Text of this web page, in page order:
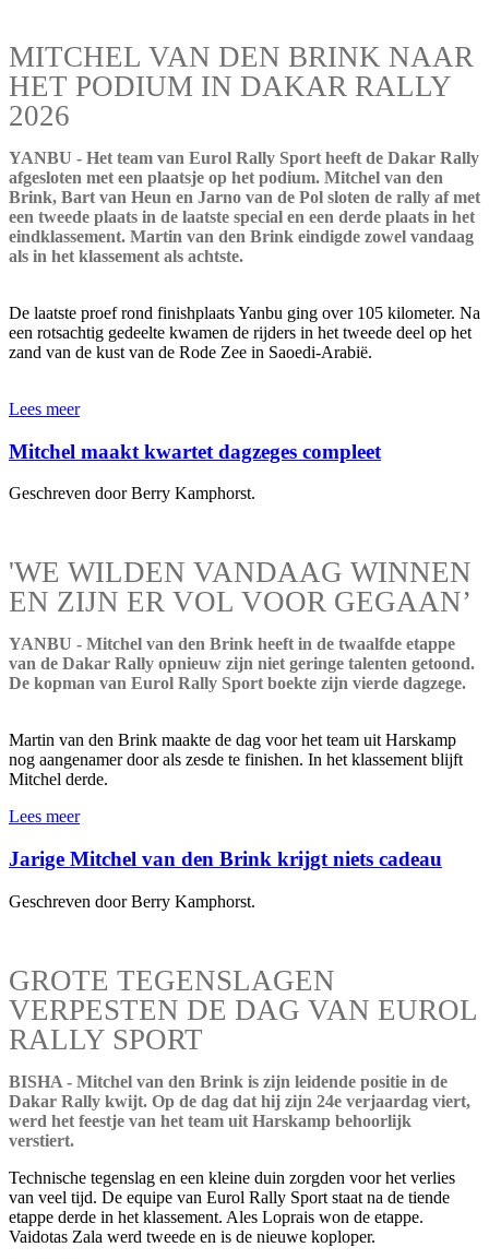
MITCHEL VAN DEN BRINK NAAR
HET PODIUM IN DAKAR RALLY
2026
YANBU - Het team van Eurol Rally Sport heeft de Dakar Rally
afgesloten met een plaatsje op het podium. Mitchel van den
Brink, Bart van Heun en Jarno van de Pol sloten de rally af met
een tweede plaats in de laatste special en een derde plaats in het
eindklassement. Martin van den Brink eindigde zowel vandaag
als in het klassement als achtste.
De laatste proef rond finishplaats Yanbu ging over 105 kilometer. Na
een rotsachtig gedeelte kwamen de rijders in het tweede deel op het
zand van de kust van de Rode Zee in Saoedi-Arabië.
Lees meer
Mitchel maakt kwartet dagzeges compleet
Geschreven door Berry Kamphorst.
'WE WILDEN VANDAAG WINNEN
EN ZIJN ER VOL VOOR GEGAAN’
YANBU - Mitchel van den Brink heeft in de twaalfde etappe
van de Dakar Rally opnieuw zijn niet geringe talenten getoond.
De kopman van Eurol Rally Sport boekte zijn vierde dagzege.
Martin van den Brink maakte de dag voor het team uit Harskamp
nog aangenamer door als zesde te finishen. In het klassement blijft
Mitchel derde.
Lees meer
Jarige Mitchel van den Brink krijgt niets cadeau
Geschreven door Berry Kamphorst.
GROTE TEGENSLAGEN
VERPESTEN DE DAG VAN EUROL
RALLY SPORT
BISHA - Mitchel van den Brink is zijn leidende positie in de
Dakar Rally kwijt. Op de dag dat hij zijn 24e verjaardag viert,
werd het feestje van het team uit Harskamp behoorlijk
verstiert.
Technische tegenslag en een kleine duin zorgden voor het verlies
van veel tijd. De equipe van Eurol Rally Sport staat na de tiende
etappe derde in het klassement. Ales Loprais won de etappe.
Vaidotas Zala werd tweede en is de nieuwe koploper.